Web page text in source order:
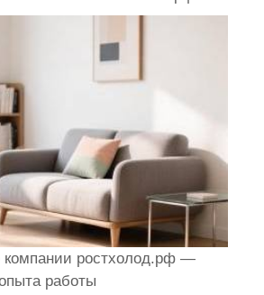
компании ростхолод.рф —
работы